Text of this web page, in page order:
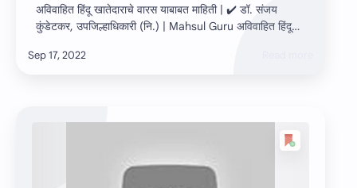
अविवाहित हिंदू खातेदाराचे वारस याबाबत माहिती | ✔️ डॉ. संजय
कुंडेटकर, उपजिल्हाधिकारी (नि.) | Mahsul Guru अविवाहित हिंदू